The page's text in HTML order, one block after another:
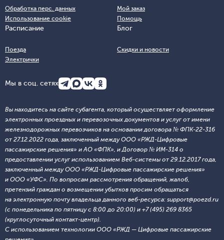
Обработка перс. данных
Использование cookie
Мой заказ
Помощь
Расписание
Поезда
Электрички
Блог
Скидки и новости
Мы в соц. сетях
Вы находитесь на сайте субагента, который осуществляет оформление
электронных проездных и перевозочных документов и услуг от имени
железнодорожных перевозчиков на основании договора № ФПК-22-316
от 27.12.2022 года, заключенный между ООО «РЖД-Цифровые
пассажирские решения» и АО «ФПК», и Договор № ИМ-314 о
предоставлении услуг использованием Веб-системы от 29.12.2017 года,
заключенный между ООО «РЖД-Цифровые пассажирские решения»
и ООО «УФС». По вопросам рассмотрения обращений, жалоб,
претензий граждан о возмещении убытков просим обращаться
на электронную почту владельца данного веб-ресурса: support@poezd.ru
(с понедельника по пятницу с 8:00 до 20:00) и +7 (495) 269 8365
(круглосуточный контакт-центр).
С использованием технологии ООО «РЖД — Цифровые пассажирские